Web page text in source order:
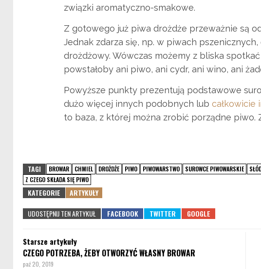
związki aromatyczno-smakowe.
Z gotowego już piwa drożdże przeważnie są
Jednak zdarza się, np. w piwach
drożdżowy. Wówczas możemy z bliska
powstałoby ani piwo, ani cydr, ani wino, ani
Powyższe punkty prezentują podstawowe
dużo więcej innych podobnych lub całkowicie
to baza, z której można zrobić porządne piwo.
TAGI BROWAR CHMIEL DROŻDŻE PIWO PIWOWARSTWO SUROWCE PIWOWARSKIE
Z CZEGO SKŁADA SIĘ PIWO
KATEGORIE ARTYKUŁY
UDOSTĘPNIJ TEN ARTYKUŁ
Starsze artykuły
CZEGO POTRZEBA, ŻEBY OTWORZYĆ WŁASNY BROWAR
paź 20, 2019